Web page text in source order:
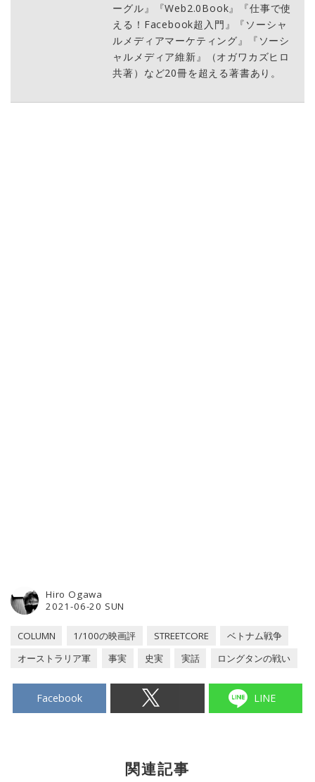
ーグル』『Web2.0Book』『仕事で使
える！Facebook超入門』『ソーシャ
ルメディアマーケティング』『ソーシ
ャルメディア維新』（オガワカズヒロ
共著）など20冊を超える著書あり。
2021-06-20 SUN
Hiro Ogawa
COLUMN 1/100の映画評 STREETCORE
ベトナム戦争
オーストラリア軍
事実 史実 実話 ロングタンの戦い
Facebook LINE
関連記事